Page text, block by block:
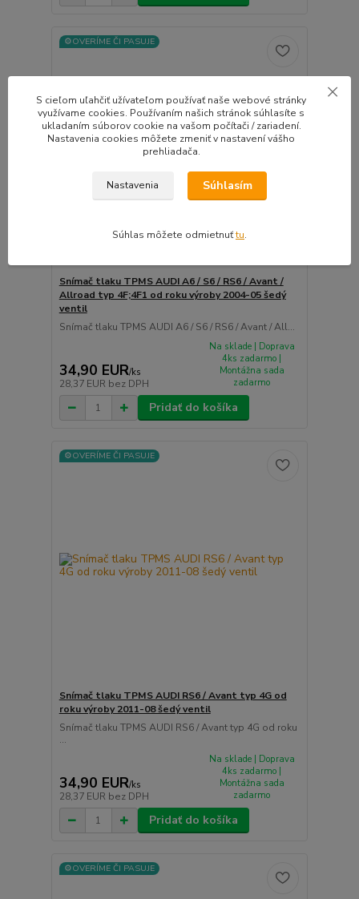
⚙️OVERÍME ČI PASUJE
Snímač tlaku TPMS AUDI A6 / S6 / RS6 / Avant /
Allroad typ 4F;4F1 od roku výroby 2004-05 šedý
ventil
Snímač tlaku TPMS AUDI A6 / S6 / RS6 / Avant / All...
34,90 EUR/ks
28,37 EUR bez DPH
Na sklade | Doprava
4ks zadarmo |
Montážna sada
zadarmo
Pridať do košíka
⚙️OVERÍME ČI PASUJE
Snímač tlaku TPMS AUDI RS6 / Avant typ 4G od
roku výroby 2011-08 šedý ventil
Snímač tlaku TPMS AUDI RS6 / Avant typ 4G od roku
...
34,90 EUR/ks
28,37 EUR bez DPH
Na sklade | Doprava
4ks zadarmo |
Montážna sada
zadarmo
Pridať do košíka
⚙️OVERÍME ČI PASUJE
S cieľom uľahčiť užívateľom používať naše webové stránky
využívame cookies. Používaním našich stránok súhlasíte s
ukladaním súborov cookie na vašom počítači / zariadení.
Nastavenia cookies môžete zmeniť v nastavení vášho
prehliadača.
Nastavenia Súhlasím
Súhlas môžete odmietnuťtu.